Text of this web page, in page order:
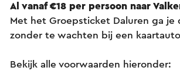
Al vanaf €18 per persoon naar
Met het Groepsticket Daluren ga je
zonder te wachten bij een
Bekijk alle voorwaarden hieronder: